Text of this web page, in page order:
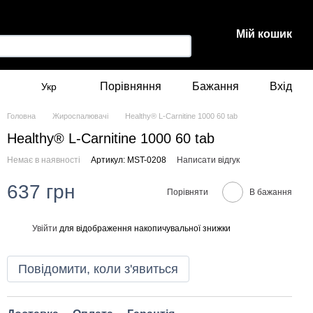
Мій кошик
Укр Порівняння Бажання Вхід
Головна Жироспалювачі Healthy® L-Carnitine 1000 60 tab
Healthy® L-Carnitine 1000 60 tab
Немає в наявності Артикул: MST-0208 Написати відгук
637 грн Порівняти В бажання
Увійти для відображення накопичувальної знижки
Повідомити, коли з'явиться